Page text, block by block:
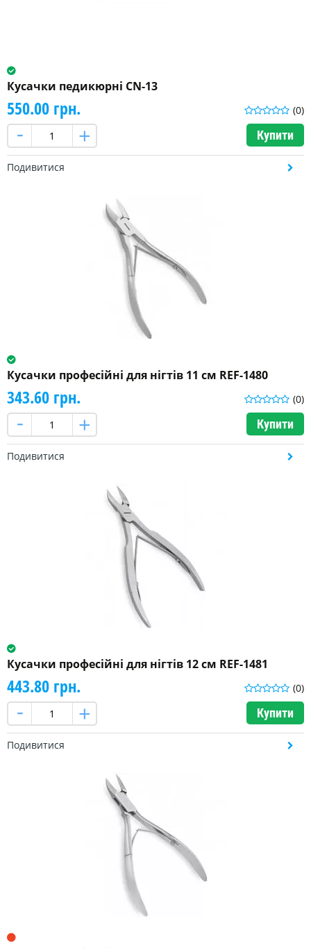
Кусачки педикюрні CN-13
(0)
550.00 грн.
Купити
Подивитися
Кусачки професійні для нігтів 11 см REF-1480
(0)
343.60 грн.
Купити
Подивитися
Кусачки професійні для нігтів 12 см REF-1481
(0)
443.80 грн.
Купити
Подивитися